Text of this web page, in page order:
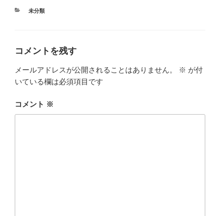
カ
未分類
コメントを残す
メールアドレスが公開されることはありません。 ※ が付
いている欄は必須項目です
コメント ※